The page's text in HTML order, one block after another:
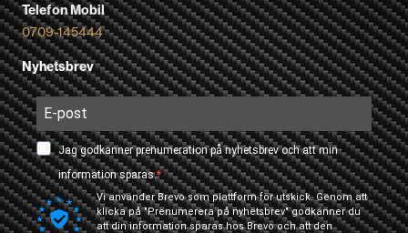
Telefon Mobil
0709-145444
Nyhetsbrev
Jag godkänner prenumeration på nyhetsbrev och att min
information sparas.
Vi använder Brevo som plattform för utskick. Genom att
klicka på "Prenumerera på nyhetsbrev" godkänner du
att din information sparas hos Brevo och att den